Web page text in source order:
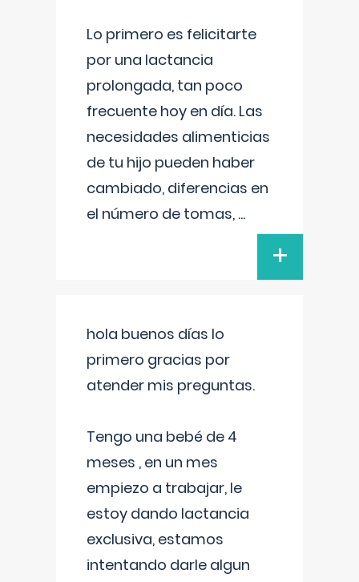
Lo primero es felicitarte
por una lactancia
prolongada, tan poco
frecuente hoy en día. Las
necesidades alimenticias
de tu hijo pueden haber
cambiado, diferencias en
el número de tomas, ...
+
hola buenos días lo
primero gracias por
atender mis preguntas.
Tengo una bebé de 4
meses , en un mes
empiezo a trabajar, le
estoy dando lactancia
exclusiva, estamos
intentando darle algun